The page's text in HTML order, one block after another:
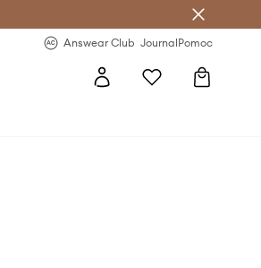
Answear Club JournalPomoc